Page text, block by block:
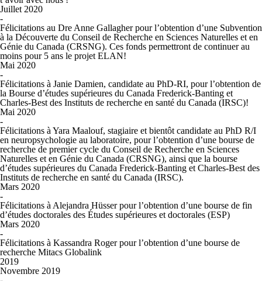
Juillet 2020
-
Félicitations au Dre Anne Gallagher pour l’obtention d’une Subvention
à la Découverte du Conseil de Recherche en Sciences Naturelles et en
Génie du Canada (CRSNG). Ces fonds permettront de continuer au
moins pour 5 ans le projet ELAN!
Mai 2020
-
Félicitations à Janie Damien, candidate au PhD-RI, pour l’obtention de
la Bourse d’études supérieures du Canada Frederick-Banting et
Charles-Best des Instituts de recherche en santé du Canada (IRSC)!
Mai 2020
-
Félicitations à Yara Maalouf, stagiaire et bientôt candidate au PhD R/I
en neuropsychologie au laboratoire, pour l’obtention d’une bourse de
recherche de premier cycle du Conseil de Recherche en Sciences
Naturelles et en Génie du Canada (CRSNG), ainsi que la bourse
d’études supérieures du Canada Frederick-Banting et Charles-Best des
Instituts de recherche en santé du Canada (IRSC).
Mars 2020
-
Félicitations à Alejandra Hüsser pour l’obtention d’une bourse de fin
d’études doctorales des Études supérieures et doctorales (ESP)
Mars 2020
-
Félicitations à Kassandra Roger pour l’obtention d’une bourse de
recherche Mitacs Globalink
2019
Novembre 2019